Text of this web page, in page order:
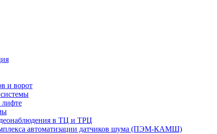
и ворот
в ТЦ и ТРЦ
автоматизации датчиков шума (ПЭМ-КАМШ)